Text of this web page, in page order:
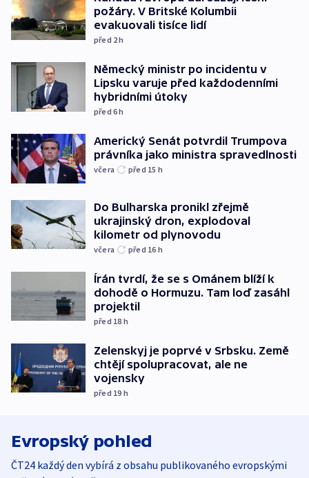
požáry. V Britské Kolumbii
evakuovali tisíce lidí
před 2h
Německý ministr po incidentu v
Lipsku varuje před každodenními
hybridními útoky
před 6h
Americký Senát potvrdil Trumpova
právníka jako ministra spravedlnosti
včera před 15 h
Do Bulharska pronikl zřejmě
ukrajinský dron, explodoval
kilometr od plynovodu
včera před 16 h
Írán tvrdí, že se s Ománem blíží k
dohodě o Hormuzu. Tam loď zasáhl
projektil
před 18 h
Zelenskyj je poprvé v Srbsku. Země
chtějí spolupracovat, ale ne
vojensky
před 19 h
Evropský pohled
ČT24 každý den vybírá z obsahu publikovaného evropskými